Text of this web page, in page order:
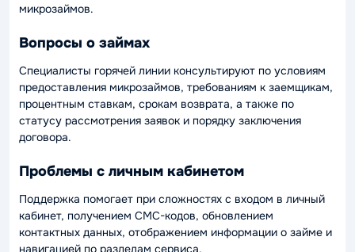
микрозаймов.
Вопросы о займах
Специалисты горячей линии консультируют по условиям
предоставления микрозаймов, требованиям к заемщикам,
процентным ставкам, срокам возврата, а также по
статусу рассмотрения заявок и порядку заключения
договора.
Проблемы с личным кабинетом
Поддержка помогает при сложностях с входом в личный
кабинет, получением СМС-кодов, обновлением
контактных данных, отображением информации о займе и
навигацией по разделам сервиса.